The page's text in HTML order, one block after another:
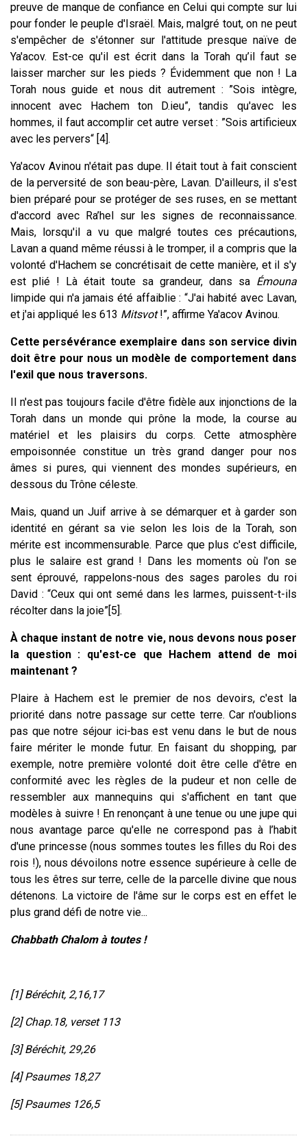
preuve de manque de confiance en Celui qui compte sur lui
pour fonder le peuple d'Israël. Mais, malgré tout, on ne peut
s'empêcher de s'étonner sur l'attitude presque naïve de
Ya'acov. Est-ce qu'il est écrit dans la Torah qu’il faut se
laisser marcher sur les pieds ? Évidemment que non ! La
Torah nous guide et nous dit autrement : ”Sois intègre,
innocent avec Hachem ton D.ieu”, tandis qu'avec les
hommes, il faut accomplir cet autre verset : ”Sois artificieux
avec les pervers“ [4].
Ya'acov Avinou n'était pas dupe. Il était tout à fait conscient
de la perversité de son beau-père, Lavan. D'ailleurs, il s'est
bien préparé pour se protéger de ses ruses, en se mettant
d'accord avec Ra’hel sur les signes de reconnaissance.
Mais, lorsqu'il a vu que malgré toutes ces précautions,
Lavan a quand même réussi à le tromper, il a compris que la
volonté d'Hachem se concrétisait de cette manière, et il s'y
est plié !
Là était toute sa grandeur, dans sa Émouna
limpide qui n'a jamais été affaiblie : “J'ai habité avec Lavan,
et j'ai appliqué les 613 Mitsvot!”, affirme Ya'acov Avinou.
Cette persévérance exemplaire dans son service divin
doit être pour nous un modèle de comportement dans
l'exil que nous traversons.
Il n'est pas toujours facile d'être fidèle aux injonctions de la
Torah dans un monde qui prône la mode, la course au
matériel et les plaisirs du corps. Cette atmosphère
empoisonnée constitue un très grand danger pour nos
âmes si pures, qui viennent des mondes supérieurs, en
dessous du Trône céleste.
Mais, quand un Juif arrive à se démarquer et à garder son
identité en gérant sa vie selon les lois de la Torah, son
mérite est incommensurable. Parce que plus c'est difficile,
plus le salaire est grand ! Dans les moments où l'on se
sent éprouvé, rappelons-nous des sages paroles du roi
David : “Ceux qui ont semé dans les larmes, puissent-t-ils
récolter dans la joie”[5].
À chaque instant de notre vie, nous devons nous poser
la question : qu'est-ce que Hachem attend de moi
maintenant ?
Plaire à Hachem est le premier de nos devoirs, c'est la
priorité dans notre passage sur cette terre. Car n'oublions
pas que notre séjour ici-bas est venu dans le but de nous
faire mériter le monde futur. En faisant du shopping, par
exemple, notre première volonté doit être celle d'être en
conformité avec les règles de la pudeur et non celle de
ressembler aux mannequins qui s'affichent en tant que
modèles à suivre ! En renonçant à une tenue ou une jupe qui
nous avantage parce qu'elle ne correspond pas à l’habit
d'une princesse (nous sommes toutes les filles du Roi des
rois !), nous dévoilons notre essence supérieure à celle de
tous les êtres sur terre, celle de la parcelle divine que nous
détenons. La victoire de l'âme sur le corps est en effet le
plus grand défi de notre vie...
Chabbath Chalom à toutes !
[1] Béréchit, 2,16,17
[2] Chap.18, verset 113
[3] Béréchit, 29,26
[4] Psaumes 18,27
[5] Psaumes 126,5